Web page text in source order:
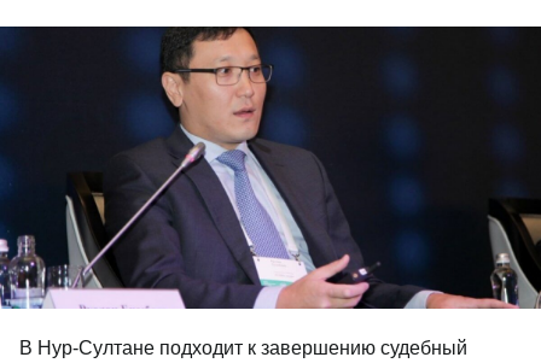
В Нур-Султане подходит к завершению судебный